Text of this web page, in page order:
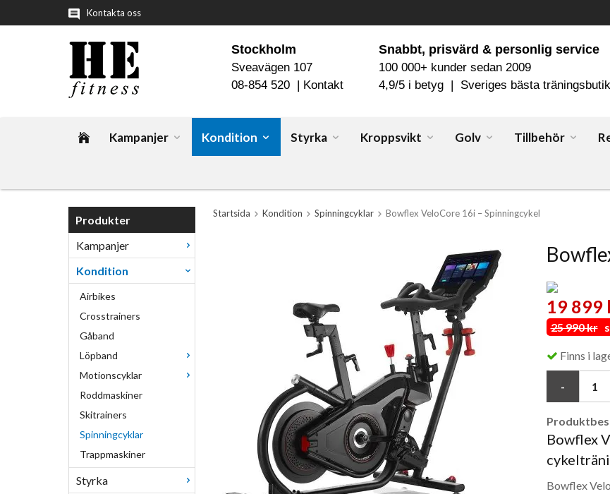
Kontakta oss
Snabbt, prisvärd & personlig service
100 000+ kunder sedan 2009
4,9/5 i betyg | Sveriges bästa
Stockholm
Sveavägen 107
08-854 520 | Kontakt
Kampanjer Kondition Styrka Kroppsvikt Golv Tillbehör
Produkter
Kampanjer
Kondition
Airbikes
Crosstrainers
Gåband
Löpband
Motionscyklar
Roddmaskiner
Skitrainers
Spinningcyklar
Trappmaskiner
Styrka
Startsida Kondition Spinningcyklar Bowflex VeloCore 16i – Spinningcykel
19 899
25 990 kr
Finns i
Bowflex
Bowflex